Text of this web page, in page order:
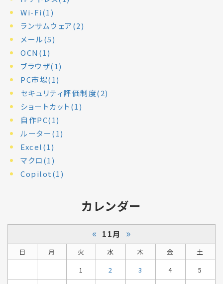
Wi-Fi(1)
ランサムウェア(2)
メール(5)
OCN(1)
ブラウザ(1)
PC市場(1)
セキュリティ評価制度(2)
ショートカット(1)
自作PC(1)
ルーター(1)
Excel(1)
マクロ(1)
Copilot(1)
カレンダー
« 11月 »
日 月 火 水 木 金
土
1
2 3 4 5